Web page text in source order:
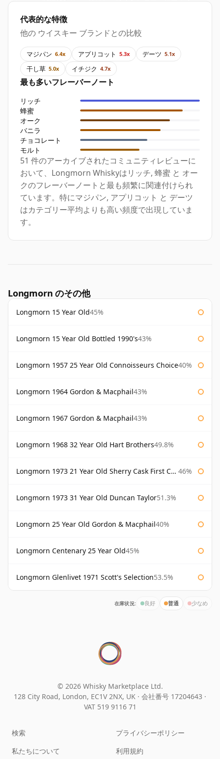
代表的な特徴
他の ウイスキー ブランドとの比較
マジパン 6.4x アプリコット 5.3x デーツ 5.1x
干し草 5.0x イチジク 4.7x
最も多いフレーバーノート
リッチ
蜂蜜
オーク
バニラ
チョコレート
モルト
51 件のアーカイブされたコミュニティレビューに
おいて、Longmorn Whiskyはリッチ, 蜂蜜 と オー
クのフレーバーノートと最も頻繁に関連付けられ
ています。特にマジパン, アプリコット と デーツ
はカテゴリー平均よりも高い頻度で出現していま
す。
Longmorn のその他
Longmorn 15 Year Old45%
Longmorn 15 Year Old Bottled 1990's43%
Longmorn 1957 25 Year Old Connoisseurs Choice40%
Longmorn 1964 Gordon & Macphail43%
Longmorn 1967 Gordon & Macphail43%
Longmorn 1968 32 Year Old Hart Brothers49.8%
Longmorn 1973 21 Year Old Sherry Cask First Cask 46%
Longmorn 1973 31 Year Old Duncan Taylor51.3%
Longmorn 25 Year Old Gordon & Macphail40%
Longmorn Centenary 25 Year Old45%
Longmorn Glenlivet 1971 Scott's Selection53.5%
在庫状況: 良好 普通 少なめ
© 2026 Whisky Marketplace Ltd.
128 City Road, London, EC1V 2NX, UK · 会社番号 17204643 ·
VAT 519 9116 71
検索
私たちについて
プライバシーポリシー
利用規約